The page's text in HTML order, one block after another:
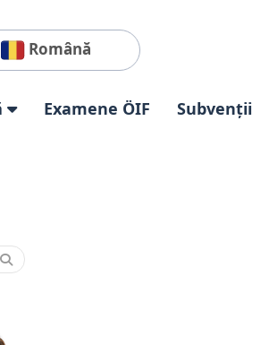
Română
Examene ÖIF Subvenții